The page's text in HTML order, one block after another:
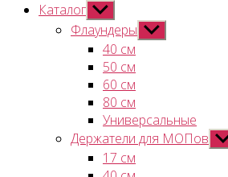
Каталог Показывать
подменю
Флаундеры Показывать
подменю
40 см
50 см
60 см
80 см
Универсальные
Держатели для МОПов
17 см